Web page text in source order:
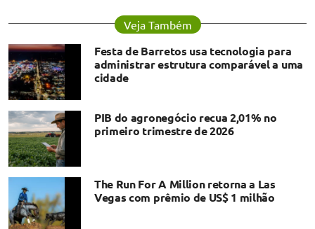
Veja Também
Festa de Barretos usa tecnologia para
administrar estrutura comparável a uma
cidade
PIB do agronegócio recua 2,01% no
primeiro trimestre de 2026
The Run For A Million retorna a Las
Vegas com prêmio de US$ 1 milhão